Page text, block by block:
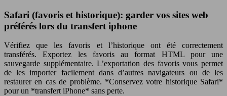
Safari (favoris et historique): garder vos sites web
préférés lors du transfert iphone
Vérifiez que les favoris et l’historique ont été correctement
transférés. Exportez les favoris au format HTML pour une
sauvegarde supplémentaire. L’exportation des favoris vous permet
de les importer facilement dans d’autres navigateurs ou de les
restaurer en cas de problème. *Conservez votre historique Safari*
pour un *transfert iPhone* sans perte.